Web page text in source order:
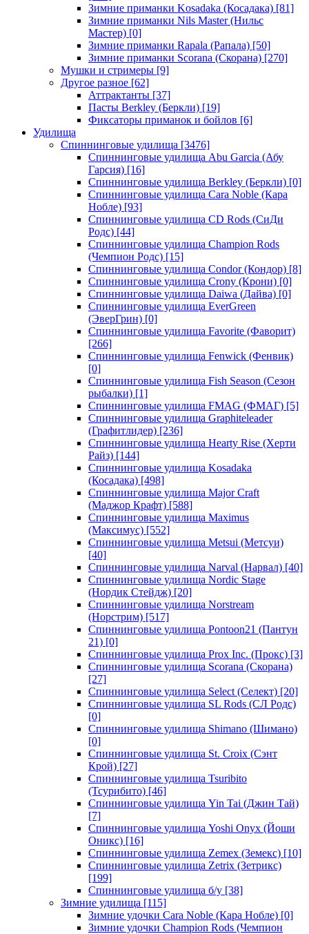
Зимние приманки Kosadaka (Косадака) [81]
Зимние приманки Nils Master (Нильс
Мастер) [0]
Зимние приманки Rapala (Рапала) [50]
Зимние приманки Scorana (Скорана) [270]
Мушки и стримеры [9]
Другое разное [62]
Аттрактанты [37]
Пасты Berkley (Беркли) [19]
Фиксаторы приманок и бойлов [6]
Удилища
Спиннинговые удилища [3476]
Спиннинговые удилища Abu Garcia (Абу
Гарсия) [16]
Спиннинговые удилища Berkley (Беркли) [0]
Спиннинговые удилища Cara Noble (Кара
Нобле) [93]
Спиннинговые удилища CD Rods (СиДи
Родс) [44]
Спиннинговые удилища Champion Rods
(Чемпион Родс) [15]
Спиннинговые удилища Condor (Кондор) [8]
Спиннинговые удилища Crony (Крони) [0]
Спиннинговые удилища Daiwa (Дайва) [0]
Спиннинговые удилища EverGreen
(ЭверГрин) [0]
Спиннинговые удилища Favorite (Фаворит)
[266]
Спиннинговые удилища Fenwick (Фенвик)
[0]
Спиннинговые удилища Fish Season (Сезон
рыбалки) [1]
Спиннинговые удилища FMAG (ФМАГ) [5]
Спиннинговые удилища Graphiteleader
(Графитлидер) [236]
Спиннинговые удилища Hearty Rise (Херти
Райз) [144]
Спиннинговые удилища Kosadaka
(Косадака) [498]
Спиннинговые удилища Major Craft
(Маджор Крафт) [588]
Спиннинговые удилища Maximus
(Максимус) [552]
Спиннинговые удилища Metsui (Метсуи)
[40]
Спиннинговые удилища Narval (Нарвал) [40]
Спиннинговые удилища Nordic Stage
(Нордик Стейдж) [20]
Спиннинговые удилища Norstream
(Норстрим) [517]
Спиннинговые удилища Pontoon21 (Пантун
21) [0]
Спиннинговые удилища Prox Inc. (Прокс) [3]
Спиннинговые удилища Scorana (Скорана)
[27]
Спиннинговые удилища Select (Селект) [20]
Спиннинговые удилища SL Rods (СЛ Родс)
[0]
Спиннинговые удилища Shimano (Шимано)
[0]
Спиннинговые удилища St. Croix (Сэнт
Крой) [27]
Спиннинговые удилища Tsuribito
(Тсурибито) [46]
Спиннинговые удилища Yin Tai (Джин Тай)
[7]
Спиннинговые удилища Yoshi Onyx (Йоши
Оникс) [16]
Спиннинговые удилища Zemex (Земекс) [10]
Спиннинговые удилища Zetrix (Зетрикс)
[199]
Спиннинговые удилища б/у [38]
Зимние удилища [115]
Зимние удочки Cara Noble (Кара Нобле) [0]
Зимние удочки Champion Rods (Чемпион